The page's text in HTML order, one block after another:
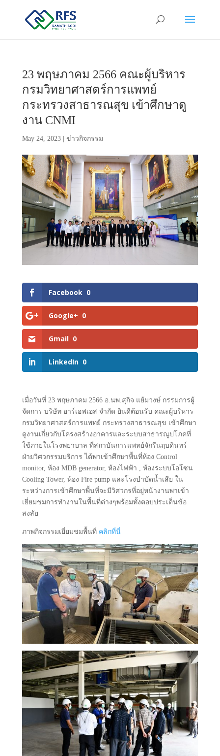
23 พฤษภาคม 2566 คณะผู้บริหาร
กรมวิทยาศาสตร์การแพทย์
กระทรวงสาธารณสุข เข้าศึกษาดู
งาน CNMI
May 24, 2023| ข่าวกิจกรรม
Facebook 0
Google+ 0
Gmail 0
LinkedIn 0
เมื่อวันที่ 23 พฤษภาคม 2566 อ.นพ.สุกิจ แย้มวงษ์ กรรมการผู้
จัดการ บริษัท อาร์เอฟเอส จำกัด ยินดีต้อนรับ คณะผู้บริหาร
กรมวิทยาศาสตร์การแพทย์ กระทรวงสาธารณสุข เข้าศึกษา
ดูงานเกี่ยวกับโครงสร้างอาคารและระบบสาธารณูปโภคที่
ใช้ภายในโรงพยาบาล ที่สถาบันการแพทย์จักรีนฤบดินทร์
ฝ่ายวิศวกรรมบริการ ได้พาเข้าศึกษาพื้นที่ห้อง Control
monitor, ห้อง MDB generator, ห้องไฟฟ้า , ห้องระบบโอโซน
Cooling Tower, ห้อง Fire pump และโรงบำบัดน้ำเสีย ใน
ระหว่างการเข้าศึกษาพื้นที่จะมีวิศวกรที่อยู่หน้างานพาเข้า
เยี่ยมชมการทำงานในพื้นที่ต่างๆพร้อมทั้งตอบประเด็นข้อ
สงสัย
ภาพกิจกรรมเยี่ยมชมพื้นที่ คลิกที่นี่